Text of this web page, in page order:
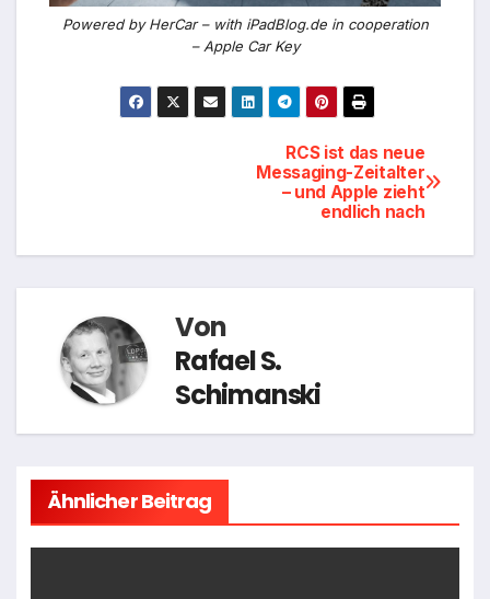
Powered by HerCar – with iPadBlog.de in cooperation
– Apple Car Key
Beitragsnavigation
RCS ist das neue
Messaging-Zeitalter
– und Apple zieht
endlich nach
Von
Rafael S.
Schimanski
Ähnlicher Beitrag